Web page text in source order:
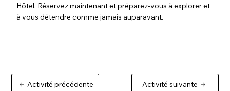
Hôtel. Réservez maintenant et préparez-vous à explorer et
à vous détendre comme jamais auparavant.
Activité suivante
Activité précédente